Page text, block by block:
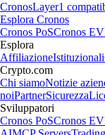
CronosLayer1
Esplora Cronos
Cronos PoSCronos
Esplora
AffiliazioneIstituzionali
Crypto.com
Chi siamoNotizie
noiPartnerSicurezza
Sviluppatori
Cronos PoSCronos